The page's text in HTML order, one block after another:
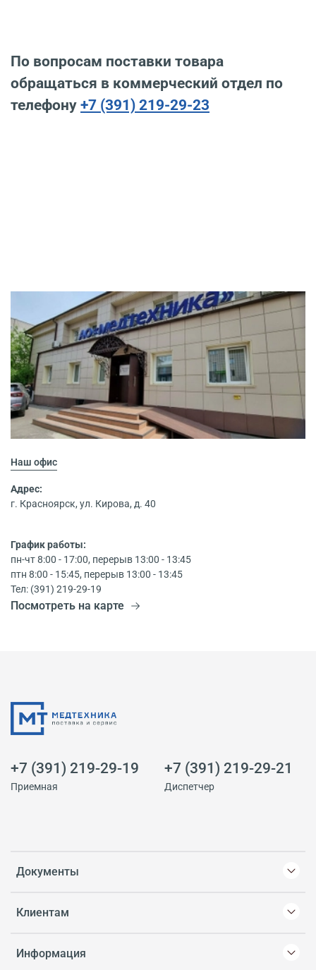
По вопросам поставки товара
обращаться в коммерческий отдел по
телефону +7 (391) 219-29-23
Наш офис
Адрес:
г. Красноярск, ул. Кирова, д. 40
График работы:
пн-чт 8:00 - 17:00, перерыв 13:00 - 13:45
птн 8:00 - 15:45, перерыв 13:00 - 13:45
Тел: (391) 219-29-19
Посмотреть на карте
Документы
Клиентам
Информация
+7 (391) 219-29-19
Приемная
+7 (391) 219-29-21
Диспетчер